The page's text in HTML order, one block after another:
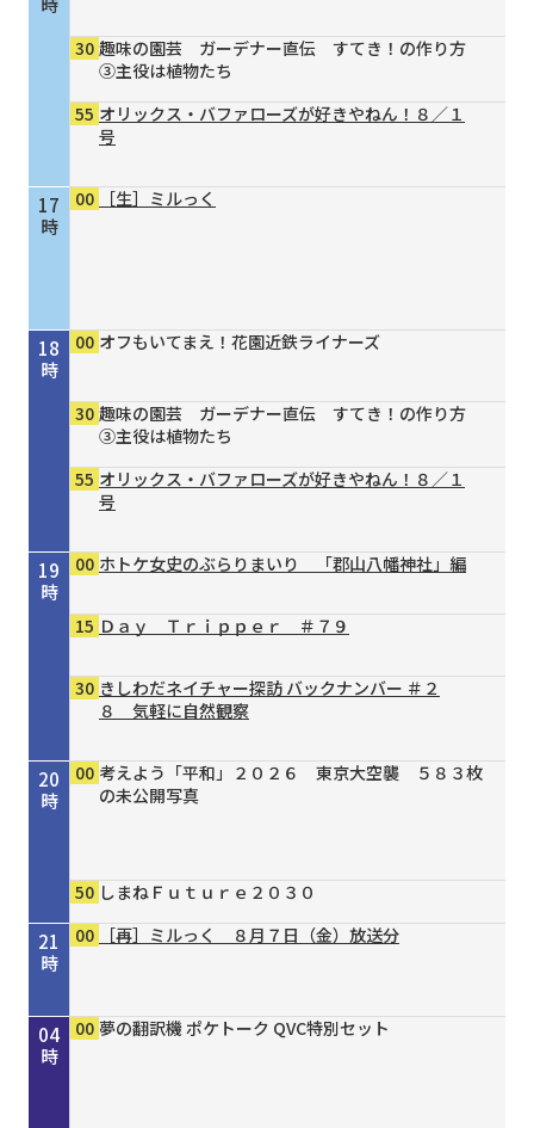
17
時
18
時
19
時
20
時
21
時
22
時
23
時
00
時
01
時
02
時
03
時
04
時
30 趣味の園芸 ガーデナー直伝 すてき！の作り方
③主役は植物たち
55 オリックス・バファローズが好きやねん！８／１
号
00 ［生］ミルっく
00 オフもいてまえ！花園近鉄ライナーズ
30 趣味の園芸 ガーデナー直伝 すてき！の作り方
③主役は植物たち
55 オリックス・バファローズが好きやねん！８／１
号
00 ホトケ女史のぶらりまいり 「郡山八幡神社」編
15 Ｄａｙ Ｔｒｉｐｐｅｒ ＃７９
30 きしわだネイチャー探訪 バックナンバー ＃２
８ 気軽に自然観察
00 考えよう「平和」２０２６ 東京大空襲 ５８３枚
の未公開写真
50 しまねＦｕｔｕｒｅ２０３０
00
［再］ミルっく ８月７日（金）放送分
00 Ｄａｙ Ｔｒｉｐｐｅｒ ＃７９
15 シェフが教える家庭料理 ＃３７ 豆乳と漬物の
30 タイガースＶ特急 ８／４号
00 ［再］ミルっく ８月７日（金）放送分
00 はじめのミニだんじりへの道 ＃１２４
30 趣味の園芸 ガーデナー直伝 すてき！の作り方
55 オリックス・バファローズが好きやねん！８／１
00 銀座トマト ドクターズサプリ
00 夢の翻訳機 ポケトーク QVC特別セット
00 夢の翻訳機 ポケトーク QVC特別セット
00 夢の翻訳機 ポケトーク QVC特別セット